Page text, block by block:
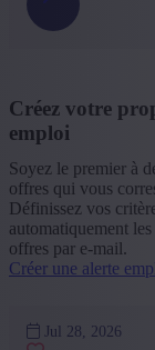
Créez votre
emploi
Soyez le premier à
offres qui vous
Définissez vos
automatiquement
offres par e-mail.
Créer une alerte
Jul 28, 2026